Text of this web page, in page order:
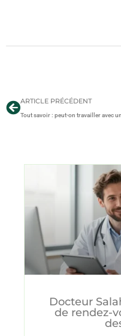
ARTICLE PRÉCÉDENT
Docteur
de rendez-